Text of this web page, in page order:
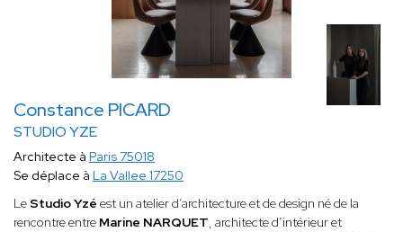
Constance PICARD
STUDIO YZE
Architecte à Paris 75018
Se déplace à La Vallee 17250
LeStudio Yzé est un atelier d’architecture et de design né de la
rencontre entre Marine NARQUET, architecte d’intérieur et